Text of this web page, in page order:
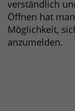
verständlich
Öffnen hat
Möglichkeit,
anzumelden.